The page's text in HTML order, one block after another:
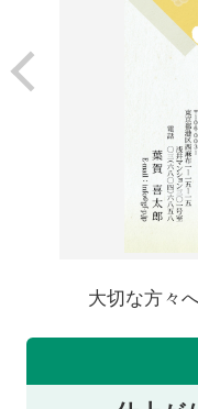
大切な方々